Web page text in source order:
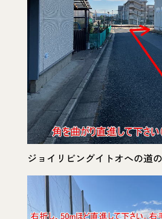
ジョイリビングイトオへの道